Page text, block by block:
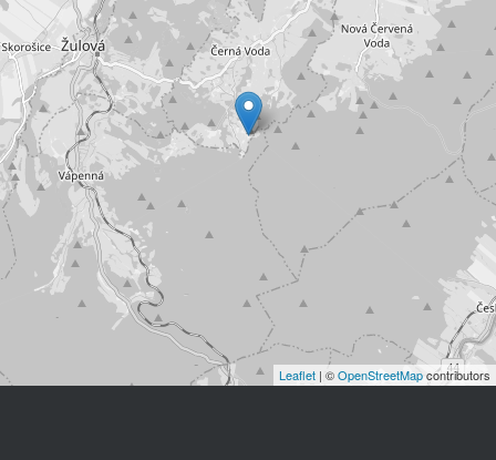
Leaflet | ©OpenStreetMapcontributors